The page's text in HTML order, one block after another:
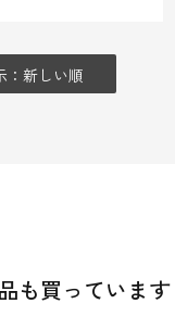
：新しい順
も買っています